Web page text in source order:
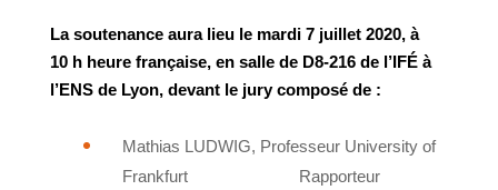
La soutenance aura lieu le mardi 7 juillet 2020, à
10 h heure française, en salle de D8-216 de l’IFÉ à
l’ENS de Lyon,devant le jury composé de :
Mathias LUDWIG, Professeur University of
Frankfurt
Rapporteur